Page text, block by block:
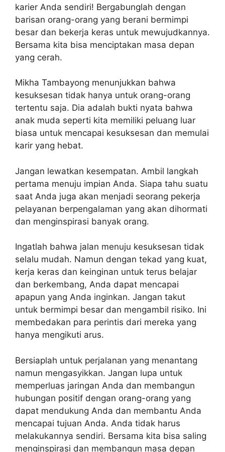
karier Anda sendiri! Bergabunglah dengan
barisan orang-orang yang berani bermimpi
besar dan bekerja keras untuk mewujudkannya.
Bersama kita bisa menciptakan masa depan
yang cerah.
Mikha Tambayong menunjukkan bahwa
kesuksesan tidak hanya untuk orang-orang
tertentu saja. Dia adalah bukti nyata bahwa
anak muda seperti kita memiliki peluang luar
biasa untuk mencapai kesuksesan dan memulai
karir yang hebat.
Jangan lewatkan kesempatan. Ambil langkah
pertama menuju impian Anda. Siapa tahu suatu
saat Anda juga akan menjadi seorang pekerja
pelayanan berpengalaman yang akan dihormati
dan menginspirasi banyak orang.
Ingatlah bahwa jalan menuju kesuksesan tidak
selalu mudah. Namun dengan tekad yang kuat,
kerja keras dan keinginan untuk terus belajar
dan berkembang, Anda dapat mencapai
apapun yang Anda inginkan. Jangan takut
untuk bermimpi besar dan mengambil risiko. Ini
membedakan para perintis dari mereka yang
hanya mengikuti arus.
Bersiaplah untuk perjalanan yang menantang
namun mengasyikkan. Jangan lupa untuk
memperluas jaringan Anda dan membangun
hubungan positif dengan orang-orang yang
dapat mendukung Anda dan membantu Anda
mencapai tujuan Anda. Anda tidak harus
melakukannya sendiri. Bersama kita bisa saling
menginspirasi dan membangun masa depan